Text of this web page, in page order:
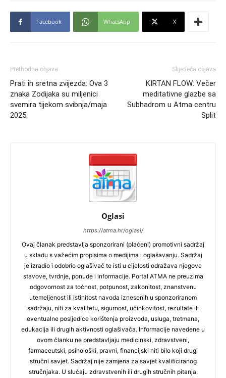
Facebook WhatsApp X
Prethodna objava
Prati ih sretna zvijezda: Ova 3
znaka Zodijaka su miljenici
svemira tijekom svibnja/maja
2025.
Slijedeća objava
KIRTAN FLOW: Večer
meditativne glazbe sa
Subhadrom u Atma centru
Split
Oglasi
https://atma.hr/oglasi/
Ovaj članak predstavlja sponzorirani (plaćeni) promotivni sadržaj
u skladu s važećim propisima o medijima i oglašavanju. Sadržaj
je izradio i odobrio oglašivač te isti u cijelosti odražava njegove
stavove, tvrdnje, ponude i informacije. Portal ATMA ne preuzima
odgovornost za točnost, potpunost, zakonitost, znanstvenu
utemeljenost ili istinitost navoda iznesenih u sponzoriranom
sadržaju, niti za kvalitetu, sigurnost, učinkovitost, rezultate ili
eventualne posljedice korištenja proizvoda, usluga, tretmana,
edukacija ili drugih aktivnosti oglašivača. Informacije navedene u
ovom članku ne predstavljaju medicinski, zdravstveni,
farmaceutski, psihološki, pravni, financijski niti bilo koji drugi
stručni savjet. Sadržaj nije zamjena za savjet kvalificiranog
stručnjaka. U slučaju zdravstvenih ili drugih stručnih pitanja,